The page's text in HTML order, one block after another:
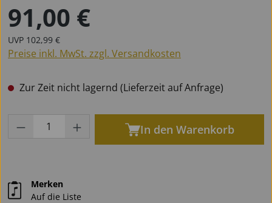
Regulärer Preis:
91,00 €
UVP Regulärer Preis:
102,99 €
Preise inkl. MwSt. zzgl. Versandkosten
Zur Zeit nicht lagernd (Lieferzeit auf Anfrage)
Produkt Anzahl: Gib den gewünschten
In den Warenkorb
Merken
Auf die Liste